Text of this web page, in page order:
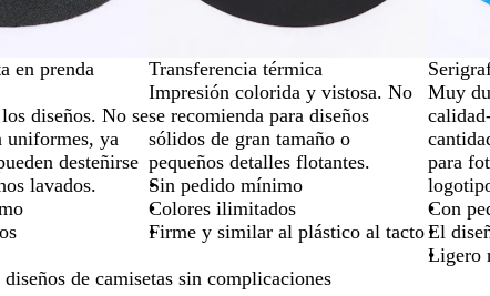
en prenda
diseños. No se
uniformes, ya
desteñirse
lavados.
Transferencia térmica
Impresión colorida y vistosa. No
se recomienda para diseños
sólidos de gran tamaño o
pequeños detalles flotantes.
Sin pedido mínimo
Colores ilimitados
Firme y similar al plástico al tacto
Muy
para
Con
El
Ligero
de camisetas sin complicaciones